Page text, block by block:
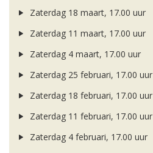
Zaterdag 18 maart, 17.00 uur
Zaterdag 11 maart, 17.00 uur
Zaterdag 4 maart, 17.00 uur
Zaterdag 25 februari, 17.00 uur
Zaterdag 18 februari, 17.00 uur
Zaterdag 11 februari, 17.00 uur
Zaterdag 4 februari, 17.00 uur